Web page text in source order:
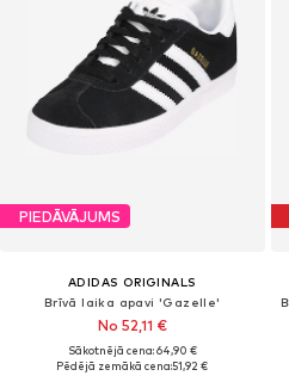
PIEDĀVĀJUMS
ADIDAS ORIGINALS
Brīvā laika apavi 'Gazelle'
No 52,11 €
Sākotnējā cena: 64,90 €
Pēdējā zemākā cena:51,92 €